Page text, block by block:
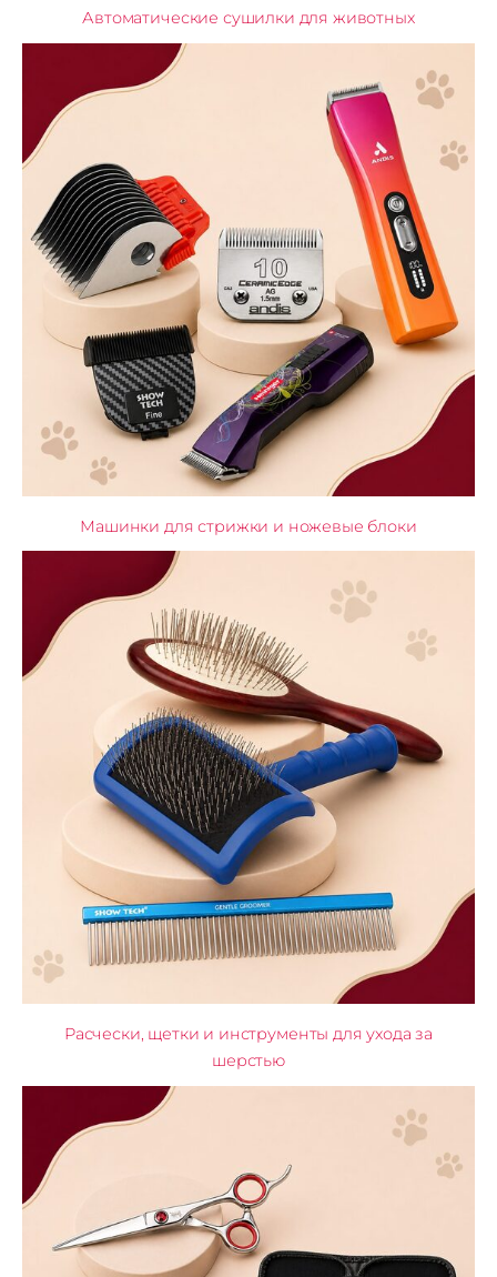
Автоматические сушилки для животных
Машинки для стрижки и ножевые блоки
Расчески, щетки и инструменты для ухода за
шерстью